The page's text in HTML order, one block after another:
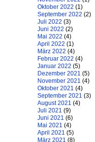
Oktober 2022 (1)
September 2022 (2)
Juli 2022 (3)
Juni 2022 (2)
Mai 2022 (4)
April 2022 (1)
März 2022 (4)
Februar 2022 (4)
Januar 2022 (5)
Dezember 2021 (5)
November 2021 (4)
Oktober 2021 (4)
September 2021 (3)
August 2021 (4)
Juli 2021 (9)
Juni 2021 (6)
Mai 2021 (4)
April 2021 (5)
März 2021 (8)